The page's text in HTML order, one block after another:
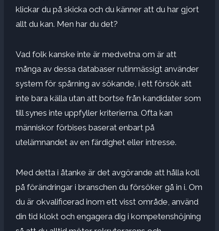
klickar du på skicka och du känner att du har gjort
allt du kan. Men har du det?
Vad folk kanske inte är medvetna om är att
många av dessa databaser rutinmässigt använder
system för spårning av sökande, i ett försök att
inte bara källa utan att bortse från kandidater som
till synes inte uppfyller kriterierna. Ofta kan
människor förbises baserat enbart på
utelämnandet av en färdighet eller intresse.
Med detta i åtanke är det avgörande att hålla koll
på förändringar i branschen du försöker gå in i. Om
du är okvalificerad inom ett visst område, använd
din tid klokt och engagera dig i kompetenshöjning